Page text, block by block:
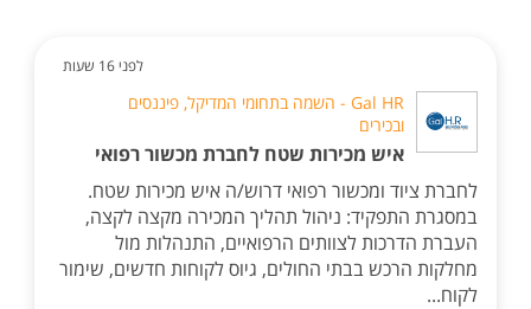
לפני 16 שעות
Gal HR - השמה בתחומי המדיקל, פיננסים
ובכירים
איש מכירות שטח לחברת מכשור רפואי
לחברת ציוד ומכשור רפואי דרוש/ה איש מכירות שטח.
במסגרת התפקיד: ניהול תהליך המכירה מקצה לקצה,
העברת הדרכות לצוותים הרפואיים, התנהלות מול
מחלקות הרכש בבתי החולים, גיוס לקוחות חדשים, שימור
לקוח...